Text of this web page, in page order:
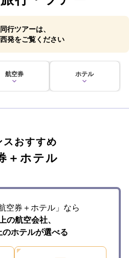
行ツアーは、
発をご覧ください
航空券 ホテル
スおすすめ
＋ホテル
空券＋ホテル」なら
の航空会社、
ホテルが選べる